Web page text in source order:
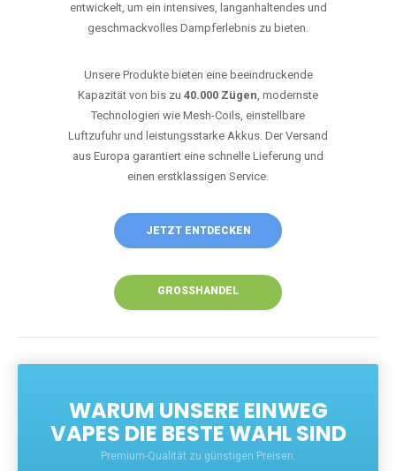
entwickelt, um ein intensives, langanhaltendes und
geschmackvolles Dampferlebnis zu bieten.
Unsere Produkte bieten eine beeindruckende
Kapazität von bis zu 40.000 Zügen, modernste
Technologien wie Mesh-Coils, einstellbare
Luftzufuhr und leistungsstarke Akkus. Der Versand
aus Europa garantiert eine schnelle Lieferung und
einen erstklassigen Service.
JETZT ENTDECKEN
GROSSHANDEL
WARUM UNSERE EINWEG
VAPES DIE BESTE WAHL SIND
Premium-Qualität zu günstigen Preisen.